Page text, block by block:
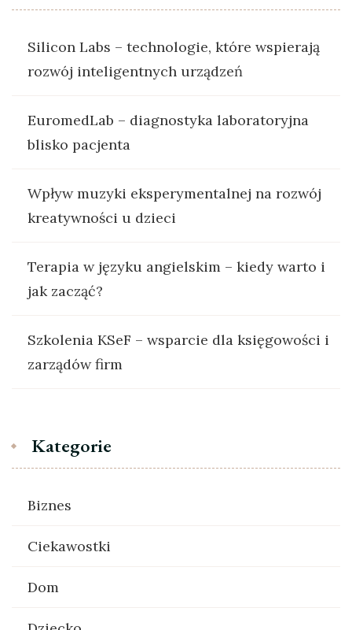
Silicon Labs – technologie, które wspierają
rozwój inteligentnych urządzeń
EuromedLab – diagnostyka laboratoryjna
blisko pacjenta
Wpływ muzyki eksperymentalnej na rozwój
kreatywności u dzieci
Terapia w języku angielskim – kiedy warto i
jak zacząć?
Szkolenia KSeF – wsparcie dla księgowości i
zarządów firm
Kategorie
Biznes
Ciekawostki
Dom